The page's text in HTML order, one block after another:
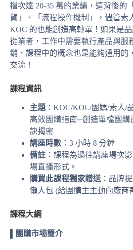
檔次達 20-35 萬的業績，這背後的
貨」、「流程操作機制」，儘管素
KOC 的也能創造高轉單！如果是
從業者，工作中需要執行產品與服
銷，課程中的概念也是能夠通用的
交流！
課程資訊
主題 ：KOC/KOL/團媽/素人/
高效團購指南─創造單檔團購
訣揭密
講座時數 ：3 小時 8 分鐘
備註 ：課程為過往講座場次
場直播形式。
購買此課程獨家贈送 ：品牌
懶人包 (給團購主主動向廠商
課程大綱
▌團購市場簡介